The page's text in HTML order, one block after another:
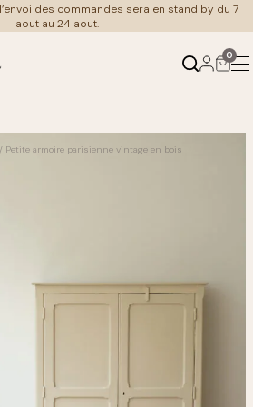
des commandes sera en stand by du 7
aout au 24 aout.
0
art de la table
/ Petite armoire parisienne vintage en bois